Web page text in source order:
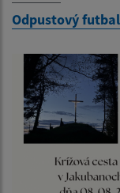
Odpustový